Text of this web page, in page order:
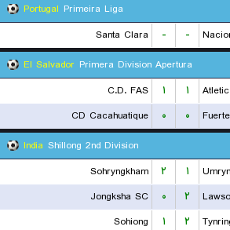
Portugal Primeira Liga
Santa Clara
- -
El Salvador Primera Division Apertura
C.D. FAS
۱ ۱
CD Cacahuatique
۰ ۰
India Shillong 2nd Division
Sohryngkham
۲ ۱
Jongksha SC
۰ ۲
Sohiong
۱ ۲